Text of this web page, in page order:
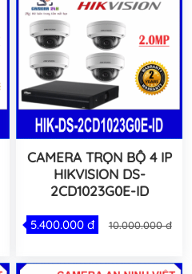
CAMERA TRỌN BỘ 4 IP
HIKVISION DS-
2CD1023G0E-ID
5.400.000 đ 10.000.000 đ